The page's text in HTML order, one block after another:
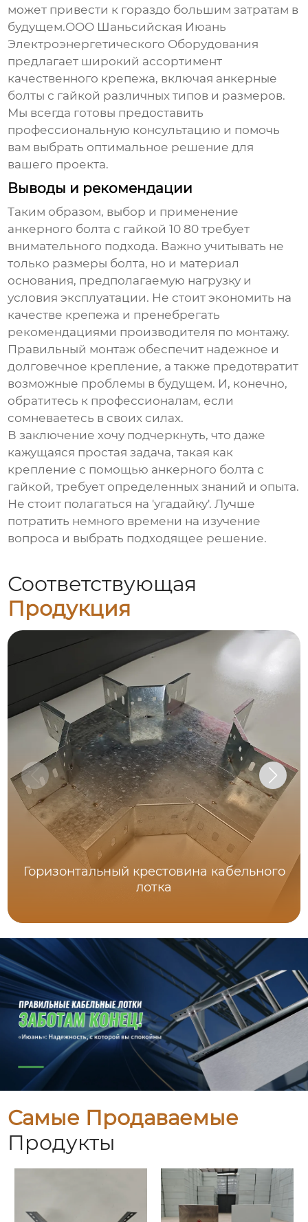
может привести к гораздо большим затратам в
будущем.ООО Шаньсийская Июань
Электроэнергетического Оборудования
предлагает широкий ассортимент
качественного крепежа, включая анкерные
болты с гайкой различных типов и размеров.
Мы всегда готовы предоставить
профессиональную консультацию и помочь
вам выбрать оптимальное решение для
вашего проекта.
Выводы и рекомендации
Таким образом, выбор и применение
анкерного болта с гайкой 10 80 требует
внимательного подхода. Важно учитывать не
только размеры болта, но и материал
основания, предполагаемую нагрузку и
условия эксплуатации. Не стоит экономить на
качестве крепежа и пренебрегать
рекомендациями производителя по монтажу.
Правильный монтаж обеспечит надежное и
долговечное крепление, а также предотвратит
возможные проблемы в будущем. И, конечно,
обратитесь к профессионалам, если
сомневаетесь в своих силах.
В заключение хочу подчеркнуть, что даже
кажущаяся простая задача, такая как
крепление с помощью анкерного болта с
гайкой, требует определенных знаний и опыта.
Не стоит полагаться на 'угадайку'. Лучше
потратить немного времени на изучение
вопроса и выбрать подходящее решение.
Соответствующая
Продукция
Горизонтальный крестовина кабельного
лотка
Самые Продаваемые
Продукты